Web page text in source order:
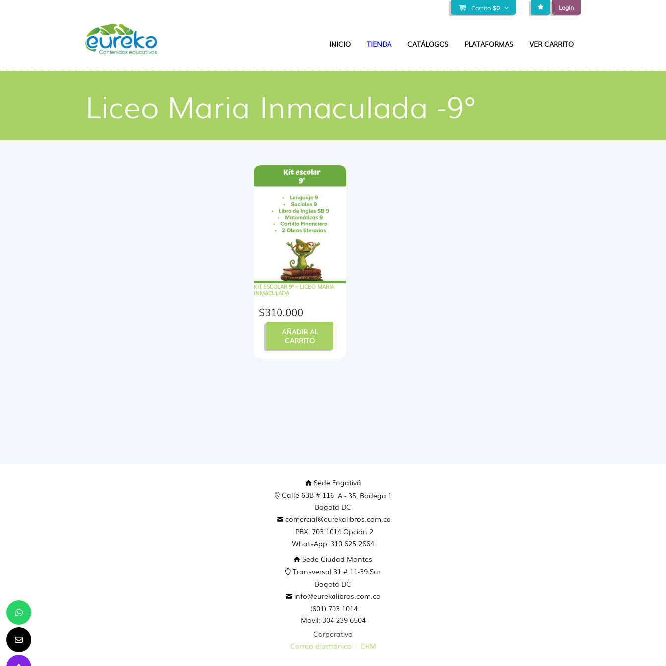
Carrito $0 Login
INICIO TIENDA CATÁLOGOS PLATAFORMAS VER CARRITO
Liceo Maria Inmaculada -9°
KIT ESCOLAR 9° – LICEO MARIA
INMACULADA
$310.000
AÑADIR AL
CARRITO
Sede Engativá
Calle 63B # 116 A - 35, Bodega 1
Bogotá DC
comercial@eurekalibros.com.co
PBX: 703 1014 Opción 2
WhatsApp: 310 625 2664
Sede Ciudad Montes
Transversal 31 # 11-39 Sur
Bogotá DC
info@eurekalibros.com.co
(601) 703 1014
Movil: 304 239 6504
Corporativo
Correo electrónico | CRM